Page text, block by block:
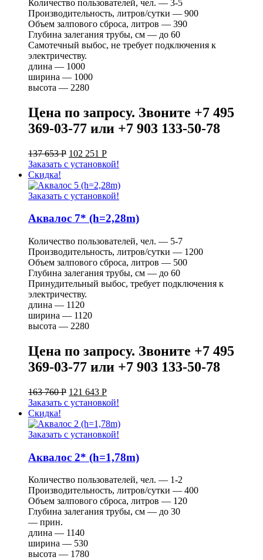
Количество пользователей, чел. — 3-5
Производительность, литров/сутки — 900
Объем залпового сброса, литров — 390
Глубина залегания трубы, см — до 60
Самотечный выбос, не требует подключения к
электричеству.
длина — 1000
ширина — 1000
высота — 2280
Цена по запросу. Звоните +7 495
369-03-77 или +7 903 133-50-78
137 653Р 102 251 Р
Заказать с установкой!
Скидка!
Заказать с установкой!
Аквалос 7* (h=2,28m)
Количество пользователей, чел. — 5-7
Производительность, литров/сутки — 1200
Объем залпового сброса, литров — 500
Глубина залегания трубы, см — до 60
Принудительный выбос, требует подключения к
электричеству.
длина — 1120
ширина — 1120
высота — 2280
Цена по запросу. Звоните +7 495
369-03-77 или +7 903 133-50-78
163 760Р 121 643 Р
Заказать с установкой!
Скидка!
Заказать с установкой!
Аквалос 2* (h=1,78m)
Количество пользователей, чел. — 1-2
Производительность, литров/сутки — 400
Объем залпового сброса, литров — 120
Глубина залегания трубы, см — до 30
— прин.
длина — 1140
ширина — 530
высота — 1780